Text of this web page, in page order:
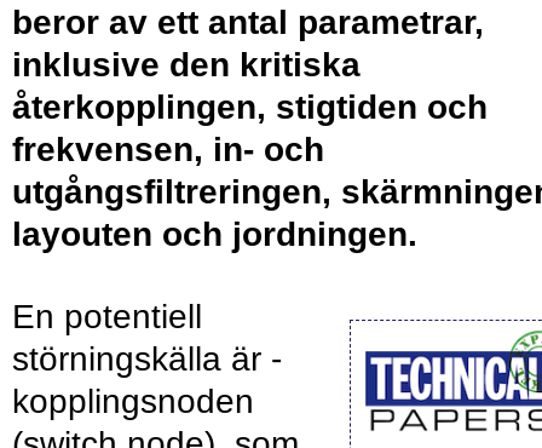
beror av ett antal parametrar,
inklusive den kritiska
återkopplingen, stigtiden och
frekvensen, in- och
utgångsfiltreringen,
layouten och jordningen.
En potentiell
störningskälla är ­
kopplingsnoden